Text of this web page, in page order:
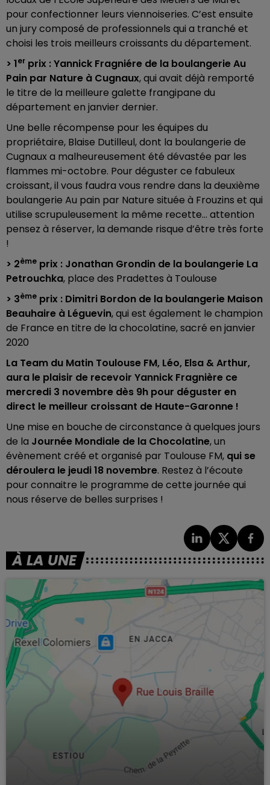
pour confectionner leurs viennoiseries. C’est ensuite
un jury composé de professionnels qui a tranché et
choisi les trois meilleurs croissants du département.
> 1er prix : Yannick Fragniére de la boulangerie Au
Pain par Nature à Cugnaux, qui avait déjà remporté
le titre de la meilleure galette frangipane du
département en janvier dernier.
Une belle récompense pour les équipes du
propriétaire, Blaise Dutilleul, dont la boulangerie de
Cugnaux a malheureusement été dévastée par les
flammes mi-octobre. Pour déguster ce fabuleux
croissant, il vous faudra vous rendre dans la deuxième
boulangerie Au pain par Nature située à Frouzins et qui
utilise scrupuleusement la même recette… attention
pensez à réserver, la demande risque d’être très forte
!
> 2ème prix : Jonathan Grondin de la boulangerie La
Petrouchka, place des Pradettes à Toulouse
> 3ème prix : Dimitri Bordon de la boulangerie Maison
Beauhaire à Léguevin, qui est également le champion
de France en titre de la chocolatine, sacré en janvier
2020
La Team du Matin Toulouse FM, Léo, Elsa & Arthur,
aura le plaisir de recevoir Yannick Fragnière ce
mercredi 3 novembre dès 9h pour déguster en
direct le meilleur croissant de Haute-Garonne !
Une mise en bouche de circonstance à quelques jours
de la Journée Mondiale de la Chocolatine, un
évènement créé et organisé par Toulouse FM, qui se
déroulera le jeudi 18 novembre. Restez à l’écoute
pour connaitre le programme de cette journée qui
nous réserve de belles surprises !
À LA UNE